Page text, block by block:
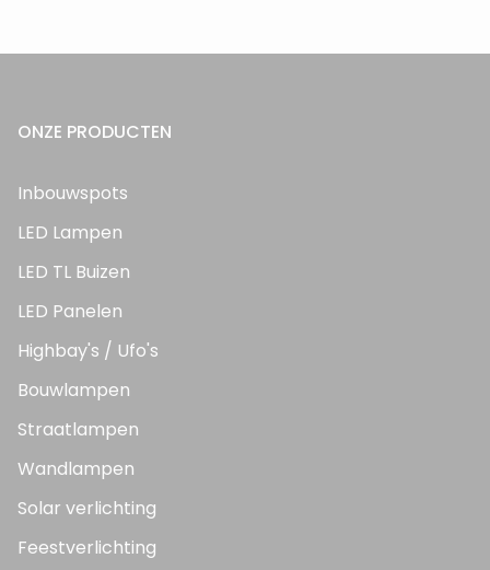
ONZE PRODUCTEN
Inbouwspots
LED Lampen
LED TL Buizen
LED Panelen
Highbay's / Ufo's
Bouwlampen
Straatlampen
Wandlampen
Solar verlichting
Feestverlichting